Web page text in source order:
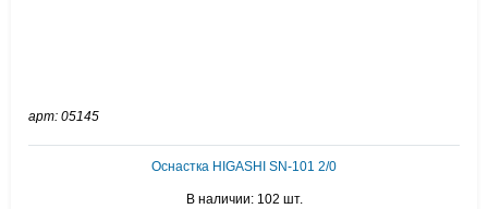
арт: 05145
Оснастка HIGASHI SN-101 2/0
В наличии: 102 шт.